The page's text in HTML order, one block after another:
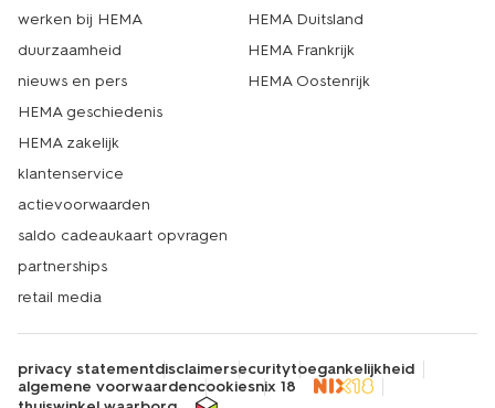
werken bij HEMA
duurzaamheid
nieuws en pers
HEMA geschiedenis
HEMA zakelijk
klantenservice
actievoorwaarden
saldo cadeaukaart opvragen
partnerships
retail media
HEMA Duitsland
HEMA Frankrijk
HEMA Oostenrijk
privacy statementdisclaimersecuritytoegankelijkheid
algemene voorwaardencookiesnix 18